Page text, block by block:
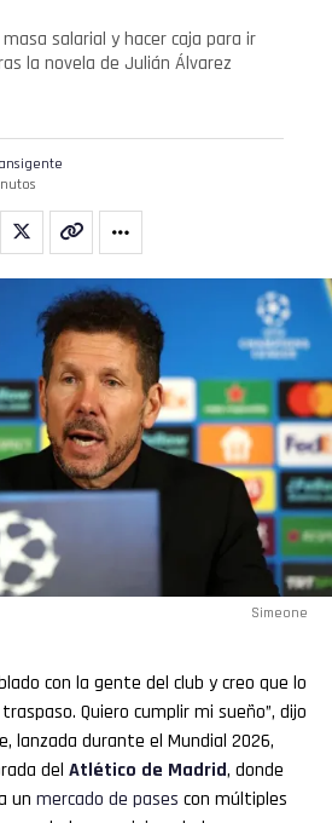
salarial y hacer caja para ir
la novela de Julián Álvarez
Simeone
con la gente del club y creo que lo
Quiero cumplir mi sueño”, dijo
lanzada durante el Mundial 2026,
del Atlético de Madrid, donde
un mercado de pases con múltiples